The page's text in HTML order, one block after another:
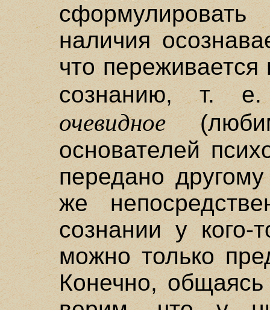
наличия
что
сознанию, т.
очевидное
основателей
передано
же
сознании у кого-
можно только
Конечно,